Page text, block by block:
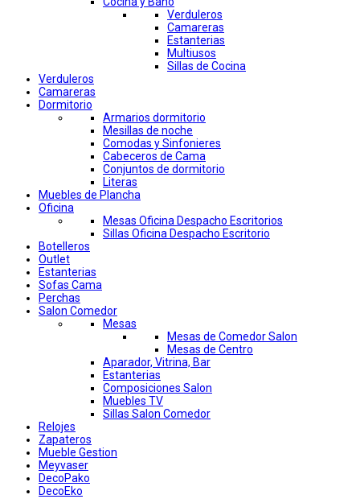
Verduleros
Camareras
Estanterias
Multiusos
Sillas de Cocina
Verduleros
Camareras
Dormitorio
Armarios dormitorio
Mesillas de noche
Comodas y Sinfonieres
Cabeceros de Cama
Conjuntos de dormitorio
Literas
Muebles de Plancha
Oficina
Mesas Oficina Despacho Escritorios
Sillas Oficina Despacho Escritorio
Botelleros
Outlet
Estanterias
Sofas Cama
Perchas
Salon Comedor
Mesas
Mesas de Comedor Salon
Mesas de Centro
Aparador, Vitrina, Bar
Estanterias
Composiciones Salon
Muebles TV
Sillas Salon Comedor
Relojes
Zapateros
Mueble Gestion
Meyvaser
DecoPako
DecoEko